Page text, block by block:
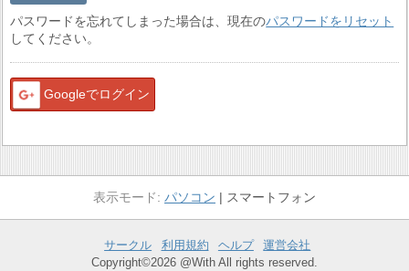
パスワードを忘れてしまった場合は、現在のパスワードをリセット
してください。
Googleでログイン
パソコン スマートフォン
サークル 利用規約 ヘルプ
運営会社
Copyright©2026 @With All rights reserved.